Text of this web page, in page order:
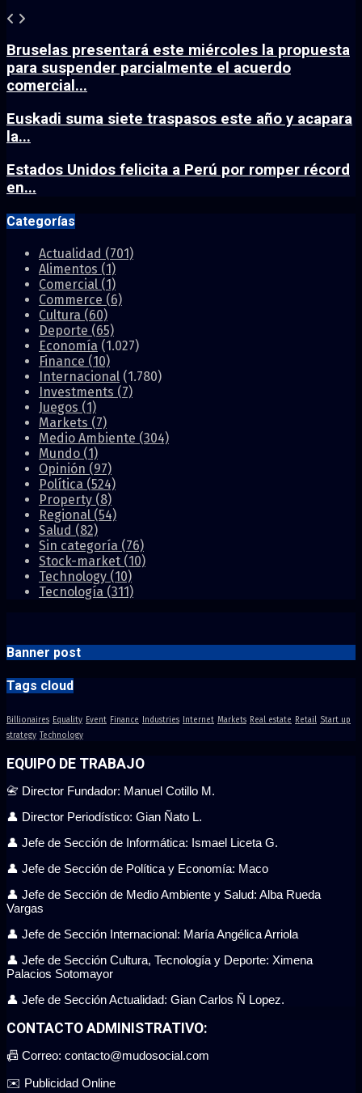
Bruselas presentará este miércoles la propuesta
para suspender parcialmente el acuerdo
comercial...
Euskadi suma siete traspasos este año y acapara
la...
Estados Unidos felicita a Perú por romper récord
en...
Categorías
Actualidad (701)
Alimentos (1)
Comercial (1)
Commerce (6)
Cultura (60)
Deporte (65)
Economía (1.027)
Finance (10)
Internacional (1.780)
Investments (7)
Juegos (1)
Markets (7)
Medio Ambiente (304)
Mundo (1)
Opinión (97)
Política (524)
Property (8)
Regional (54)
Salud (82)
Sin categoría (76)
Stock-market (10)
Technology (10)
Tecnología (311)
Banner post
Tags cloud
Billionaires Equality Event Finance Industries Internet Markets Real estate Retail Start up
strategy Technology
EQUIPO DE TRABAJO
📇 Director Fundador: Manuel Cotillo M.
👤 Director Periodístico: Gian Ñato L.
👤 Jefe de Sección de Informática: Ismael Liceta G.
👤 Jefe de Sección de Política y Economía: Maco
👤 Jefe de Sección de Medio Ambiente y Salud: Alba Rueda
Vargas
👤 Jefe de Sección Internacional: María Angélica Arriola
👤 Jefe de Sección Cultura, Tecnología y Deporte: Ximena
Palacios Sotomayor
👤 Jefe de Sección Actualidad: Gian Carlos Ñ Lopez.
CONTACTO ADMINISTRATIVO:
📠 Correo: contacto@mudosocial.com
✉️ Publicidad Online